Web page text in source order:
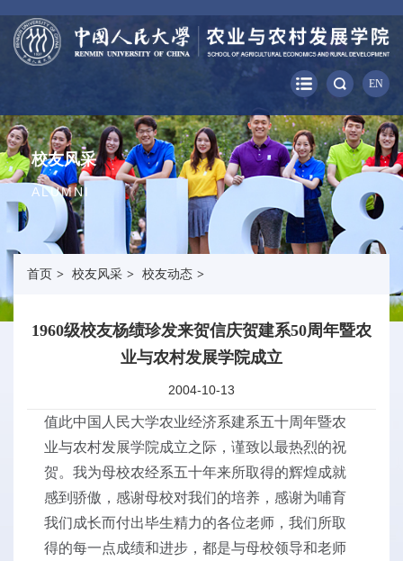
EN
校友风采
ALUMNI
首页 > 校友风采 > 校友动态 >
1960级校友杨绩珍发来贺信庆贺建系50周年暨农
业与农村发展学院成立
2004-10-13
值此中国人民大学农业经济系建系五十周年暨农
业与农村发展学院成立之际，谨致以最热烈的祝
贺。我为母校农经系五十年来所取得的辉煌成就
感到骄傲，感谢母校对我们的培养，感谢为哺育
我们成长而付出毕生精力的各位老师，我们所取
得的每一点成绩和进步，都是与母校领导和老师